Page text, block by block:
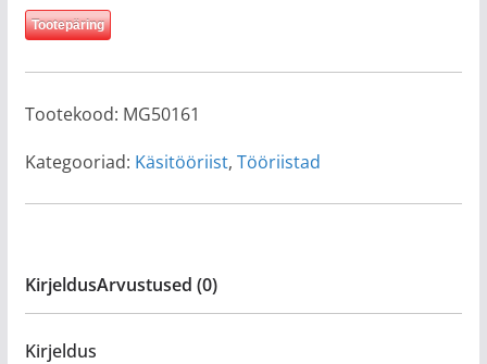
Tootepäring
Tootekood: MG50161
Kategooriad: Käsitööriist, Tööriistad
KirjeldusArvustused (0)
Kirjeldus